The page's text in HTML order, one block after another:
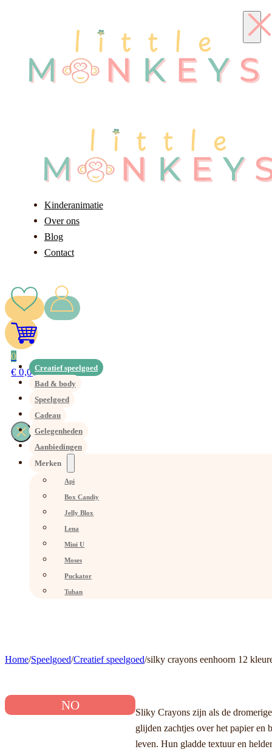
Kinderanimatie
Over ons
Blog
Contact
0
€ 0,00Creatief speelgoed
Bad & body
Speelgoed
Cadeau
Gelegenheden
Aanbiedingen
Merken
Api
Box Candiy
Jelly Blox
Lena
Mini U
Moses
Puckator
Tuban
Home/Speelgoed/Creatief speelgoed/silky crayons eenhoorn 12
NO
Sliky Crayons zijn als de
glijden zachtjes over het papier en
leven. Hun gladde textuur en